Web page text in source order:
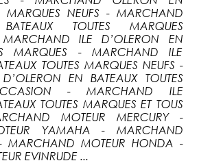
MARQUES NEUFS - MARCHAND
TOUTES MARQUES
ILE D’OLERON EN
MARQUES - MARCHAND ILE
TOUTES MARQUES NEUFS -
EN BATEAUX TOUTES
- MARCHAND ILE
TOUTES MARQUES ET TOUS
MOTEUR MERCURY -
YAMAHA - MARCHAND
- MARCHAND MOTEUR HONDA -
EVINRUDE ...